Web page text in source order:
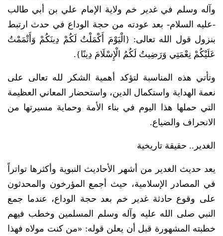
وآله وسلم في غدير خم ولاية الإمام علي بن أبي طالب
-عليه السلام- بعد عودته من حجة الوداع في حدث ارتبط
بنزول قول الله تعالى: {الْيَوْمَ أَكْمَلْتُ لَكُمْ دِينَكُمْ وَأَتْمَمْتُ
عَلَيْكُمْ نِعْمَتِي وَرَضِيتُ لَكُمُ الْإِسْلَامَ دِينًا}.
وتأتي هذه المناسبة لتؤكد أهمية الشكر لله تعالى على
نعمة الهداية واستكمال الدين، واستحضار المعاني العظيمة
التي حملها هذا اليوم في بناء الأمة وحماية مسيرتها من
الانحراف والضياع.
الغدير.. حقيقة تاريخية
يعد حديث الغدير من أشهر الأحاديث النبوية وأكثرها تواتراً
في المصادر الإسلامية، حيث أجمع المؤرخون والمحدثون
على وقوع حادثة غدير خم بعد حجة الوداع، عندما جمع
النبي صلى الله عليه وآله وسلم المسلمين وخطب فيهم
خطبته المشهورة قبل أن يعلن قوله: «من كنت مولاه فهذا